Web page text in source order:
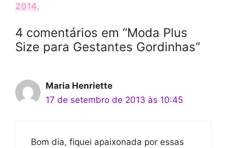
2014.
4 comentários em “Moda Plus
Size para Gestantes Gordinhas”
Maria Henriette
17 de setembro de 2013 às 10:45
Bom dia, fiquei apaixonada por essas